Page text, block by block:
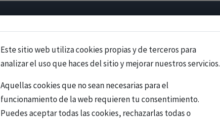
Este sitio web utiliza cookies propias y de terceros para
analizar el uso que haces del sitio y mejorar nuestros servicios.
Aquellas cookies que no sean necesarias para el
funcionamiento de la web requieren tu consentimiento.
Puedes aceptar todas las cookies, rechazarlas todas o